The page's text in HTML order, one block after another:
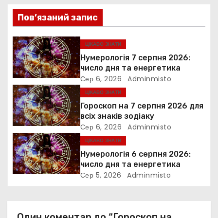
ц
і
я
з
а
п
и
с
і
Пов’язаний запис
ЦІКАВО ЗНАТИ
Нумерологія 7 серпня 2026:
число дня та енергетика
Сер 6, 2026 Adminmisto
ЦІКАВО ЗНАТИ
Гороскоп на 7 серпня 2026 для
всіх знаків зодіаку
Сер 6, 2026 Adminmisto
ЦІКАВО ЗНАТИ
Нумерологія 6 серпня 2026:
число дня та енергетика
Сер 5, 2026 Adminmisto